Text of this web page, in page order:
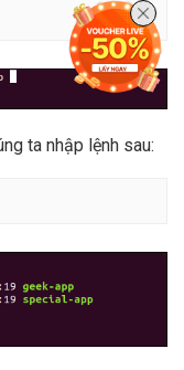
ta nhập lệnh sau: